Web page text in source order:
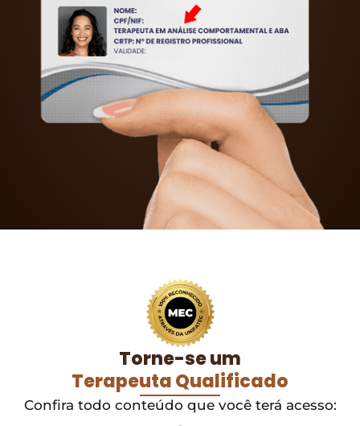
Torne-se um
Terapeuta Qualificado
Confira todo conteúdo que você terá acesso: